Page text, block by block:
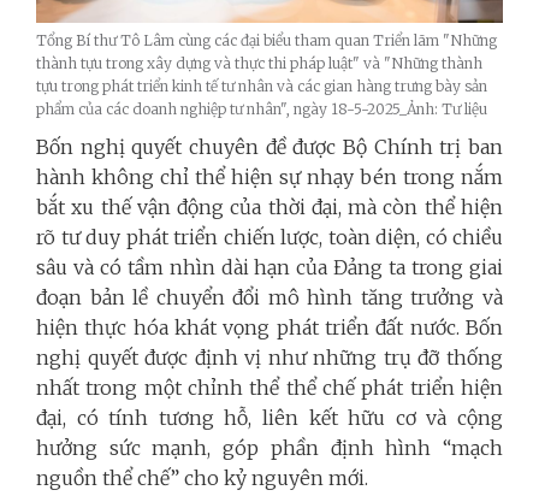
Tổng Bí thư Tô Lâm cùng các đại biểu tham quan Triển lãm "Những
thành tựu trong xây dựng và thực thi pháp luật" và "Những thành
tựu trong phát triển kinh tế tư nhân và các gian hàng trưng bày sản
phẩm của các doanh nghiệp tư nhân", ngày 18-5-2025_Ảnh: Tư liệu
Bốn nghị quyết chuyên đề được Bộ Chính trị ban
hành không chỉ thể hiện sự nhạy bén trong nắm
bắt xu thế vận động của thời đại, mà còn thể hiện
rõ tư duy phát triển chiến lược, toàn diện, có chiều
sâu và có tầm nhìn dài hạn của Đảng ta trong giai
đoạn bản lề chuyển đổi mô hình tăng trưởng và
hiện thực hóa khát vọng phát triển đất nước. Bốn
nghị quyết được định vị như những trụ đỡ thống
nhất trong một chỉnh thể thể chế phát triển hiện
đại, có tính tương hỗ, liên kết hữu cơ và cộng
hưởng sức mạnh, góp phần định hình “mạch
nguồn thể chế” cho kỷ nguyên mới.